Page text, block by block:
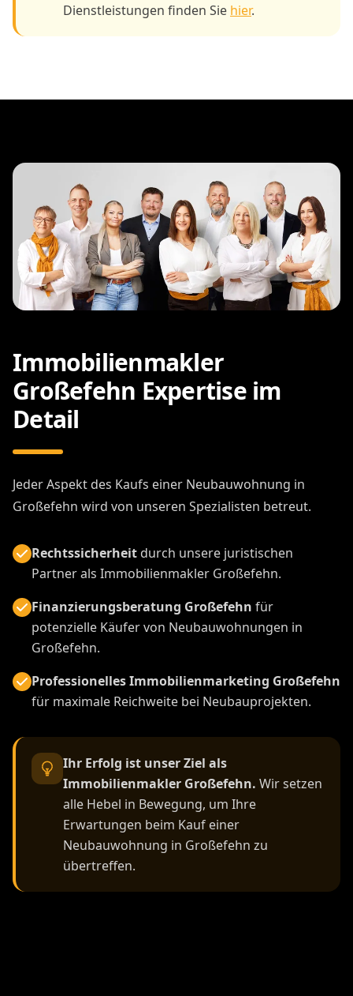
Dienstleistungen finden Sie hier.
Immobilienmakler
Großefehn Expertise im
Detail
Jeder Aspekt des Kaufs einer Neubauwohnung in
Großefehn wird von unseren Spezialisten betreut.
Rechtssicherheitdurch unsere juristischen
Partner als Immobilienmakler Großefehn.
Finanzierungsberatung Großefehn für
potenzielle Käufer von Neubauwohnungen in
Großefehn.
Professionelles Immobilienmarketing Großefehn
für maximale Reichweite bei Neubauprojekten.
Ihr Erfolg ist unser Ziel als
Immobilienmakler Großefehn. Wir setzen
alle Hebel in Bewegung, um Ihre
Erwartungen beim Kauf einer
Neubauwohnung in Großefehn zu
übertreffen.